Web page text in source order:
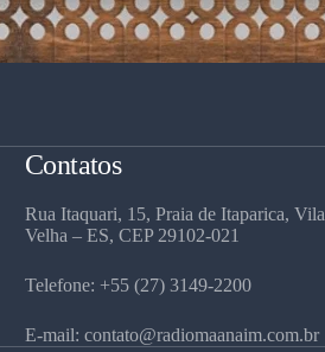
Contatos
Rua Itaquari, 15, Praia de Itaparica, Vila
Velha – ES, CEP 29102-021
Telefone: +55 (27) 3149-2200
E-mail: contato@radiomaanaim.com.br